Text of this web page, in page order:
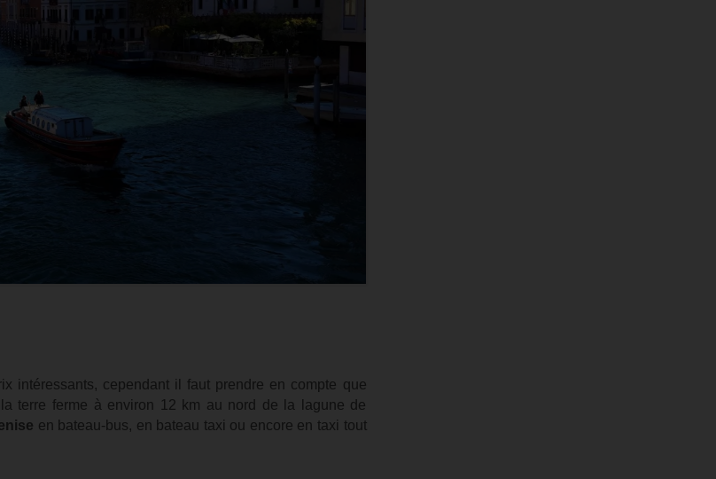
intéressants, cependant il faut prendre en compte que
terre ferme à environ 12 km au nord de la lagune de
en bateau-bus, en bateau taxi ou encore en taxi tout